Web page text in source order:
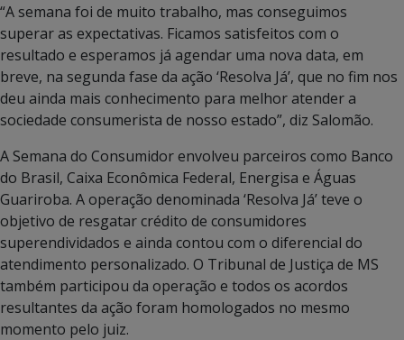
“A semana foi de muito trabalho, mas conseguimos
superar as expectativas. Ficamos satisfeitos com o
resultado e esperamos já agendar uma nova data, em
breve, na segunda fase da ação ‘Resolva Já’, que no fim nos
deu ainda mais conhecimento para melhor atender a
sociedade consumerista de nosso estado”, diz Salomão.
A Semana do Consumidor envolveu parceiros como Banco
do Brasil, Caixa Econômica Federal, Energisa e Águas
Guariroba. A operação denominada ‘Resolva Já’ teve o
objetivo de resgatar crédito de consumidores
superendividados e ainda contou com o diferencial do
atendimento personalizado. O Tribunal de Justiça de MS
também participou da operação e todos os acordos
resultantes da ação foram homologados no mesmo
momento pelo juiz.